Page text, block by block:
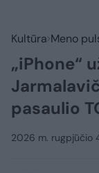
Kultūra Meno
„iPhone“
pasaulio
2026 m. rugpjūčio